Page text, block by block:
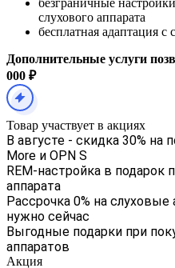
слухового аппарата
бесплатная адаптация с
Дополнительные услуги
000 ₽
Товар участвует в акциях
В августе - скидка 30% на
More и OPN S
REM-настройка в подарок
аппарата
Рассрочка 0% на
нужно сейчас
Выгодные подарки при
аппаратов
Акция